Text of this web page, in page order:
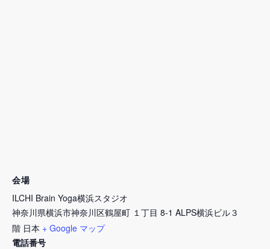
会場
ILCHI Brain Yoga横浜スタジオ
神奈川県横浜市神奈川区鶴屋町 １丁目 8-1 ALPS横浜ビル３
階 日本 + Google マップ
電話番号